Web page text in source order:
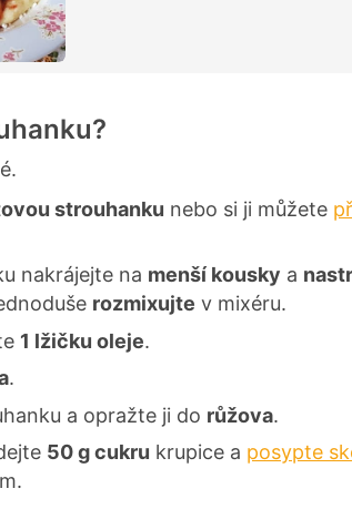
strouhanku nebo si ji můžete
nakrájejte na menší kousky a
rozmixujte v mixéru.
1 lžičku oleje.
.
a opražte ji do růžova.
50 g cukru krupice a posypte